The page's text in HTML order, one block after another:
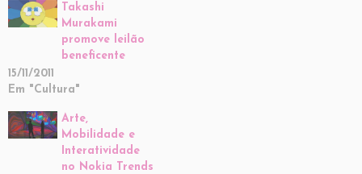
Takashi
Murakami
promove leilão
beneficente
15/11/2011
Em "Cultura"
Arte,
Mobilidade e
Interatividade
no Nokia Trends